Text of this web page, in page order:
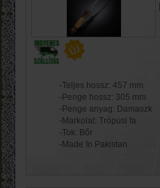
-Teljes hossz: 457 mm
-Penge hossz: 305 mm
-Penge anyag: Damaszk
-Markolat: Trópusi fa
-Tok: Bőr
-Made In Pakistan